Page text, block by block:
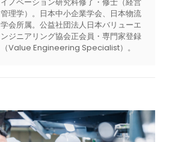
管理学）。日本中小企業学会、日本物流
学会所属。公益社団法人日本バリューエ
ンジニアリング協会正会員・専門家登録
（Value Engineering Specialist）。